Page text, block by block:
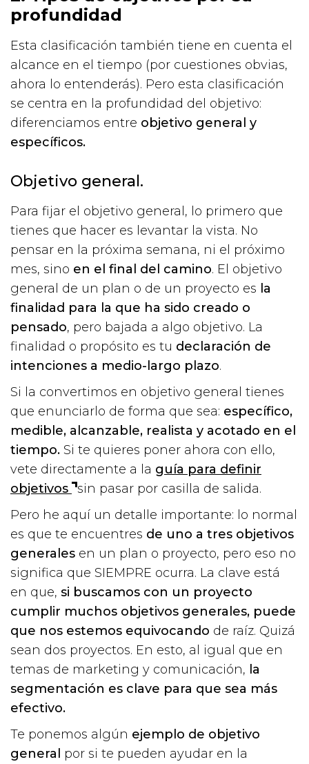
profundidad
Esta clasificación también tiene en cuenta el
alcance en el tiempo (por cuestiones obvias,
ahora lo entenderás). Pero esta clasificación
se centra en la profundidad del objetivo:
diferenciamos entre objetivo general y
específicos.
Objetivo general.
Para fijar el objetivo general, lo primero que
tienes que hacer es levantar la vista. No
pensar en la próxima semana, ni el próximo
mes, sino en el final del camino. El objetivo
general de un plan o de un proyecto es la
finalidad para la que ha sido creado o
pensado, pero bajada a algo objetivo. La
finalidad o propósito es tu declaración de
intenciones a medio-largo plazo.
Si la convertimos en objetivo general tienes
que enunciarlo de forma que sea: específico,
medible, alcanzable, realista y acotado en el
tiempo. Si te quieres poner ahora con ello,
vete directamente a la guía para definir
objetivos sin pasar por casilla de salida.
Pero he aquí un detalle importante: lo normal
es que te encuentres de uno a tres objetivos
generales en un plan o proyecto, pero eso no
significa que SIEMPRE ocurra. La clave está
en que, si buscamos con un proyecto
cumplir muchos objetivos generales, puede
que nos estemos equivocando de raíz. Quizá
sean dos proyectos. En esto, al igual que en
temas de marketing y comunicación, la
segmentación es clave para que sea más
efectivo.
Te ponemos algún ejemplo de objetivo
general
por si te pueden ayudar en la